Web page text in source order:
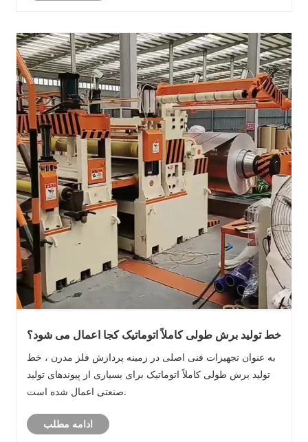
خط تولید برش طولی کاملاً اتوماتیک کجا اعمال می شود؟
به عنوان تجهیزات فنی اصلی در زمینه پردازش فلز مدرن ، خط
تولید برش طولی کاملاً اتوماتیک برای بسیاری از پیوندهای تولید
صنعتی اعمال شده است.
ادامه مطلب